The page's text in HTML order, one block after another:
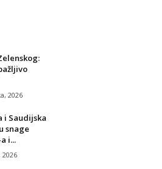
2026
i Saudijska
snage
i...
2026